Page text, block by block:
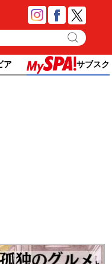
ア サブスク